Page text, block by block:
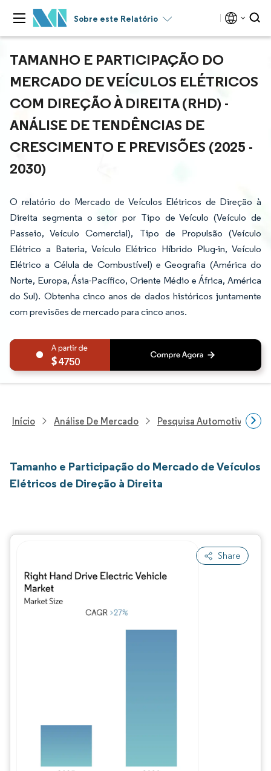
Sobre este Relatório
TAMANHO E PARTICIPAÇÃO DO
MERCADO DE VEÍCULOS ELÉTRICOS
COM DIREÇÃO À DIREITA (RHD) -
ANÁLISE DE TENDÊNCIAS DE
CRESCIMENTO E PREVISÕES (2025 -
2030)
O relatório do Mercado de Veículos Elétricos de Direção à
Direita segmenta o setor por Tipo de Veículo (Veículo de
Passeio, Veículo Comercial), Tipo de Propulsão (Veículo
Elétrico a Bateria, Veículo Elétrico Híbrido Plug-in, Veículo
Elétrico a Célula de Combustível) e Geografia (América do
Norte, Europa, Ásia-Pacífico, Oriente Médio e África, América
do Sul). Obtenha cinco anos de dados históricos juntamente
com previsões de mercado para cinco anos.
4750
Início Análise De Mercado Pesquisa Automotiva
Tamanho e Participação do Mercado de Veículos
Elétricos de Direção à Direita
Share